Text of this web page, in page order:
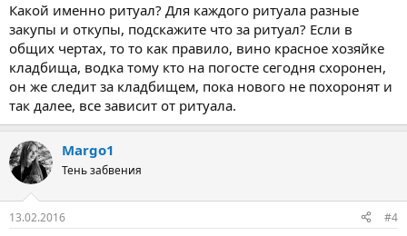
Какой именно ритуал? Для каждого ритуала разные
закупы и откупы, подскажите что за ритуал? Если в
общих чертах, то то как правило, вино красное хозяйке
кладбища, водка тому кто на погосте сегодня схоронен,
он же следит за кладбищем, пока нового не похоронят и
так далее, все зависит от ритуала.
Margo1
Тень забвения
13.02.2016 #4